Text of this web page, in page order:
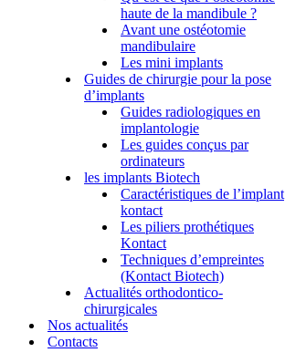
haute de la mandibule ?
Avant une ostéotomie
mandibulaire
Les mini implants
Guides de chirurgie pour la pose
d’implants
Guides radiologiques en
implantologie
Les guides conçus par
ordinateurs
les implants Biotech
Caractéristiques de l’implant
kontact
Les piliers prothétiques
Kontact
Techniques d’empreintes
(Kontact Biotech)
Actualités orthodontico-
chirurgicales
Nos actualités
Contacts